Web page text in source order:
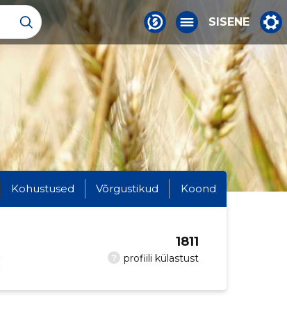
SISENE
Kohustused Võrgustikud Koond
? profiili külastust
1811